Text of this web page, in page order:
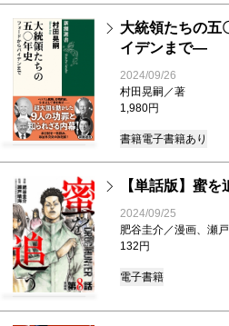
大統領たちの
イデンまで―
2024/09/26
村田晃嗣／著
1,980円
書籍電子書籍あり
【単話版】蜜
2024/09/25
肥谷圭介／漫画、瀬
132円
電子書籍